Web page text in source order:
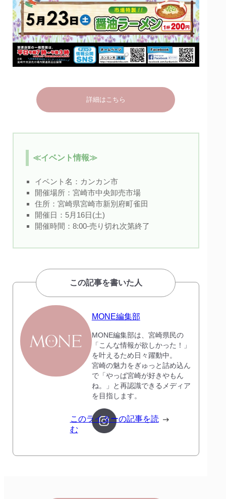
詳細はこちら
≪イベント情報≫
イベント名： カンカン市
開催場所：宮崎市中央卸売市場
住所：宮崎県宮崎市新別府町雀田
開催日：5月16日(土)
開催時間：8:00-売り切れ次第終了
この記事を書いた人
MONE編集部
MONE編集部は、宮崎県民の
「こんな情報が欲しかった！」
を叶えるため日々躍動中。
宮崎の魅力をぎゅっと詰め込ん
で「やっぱ宮崎が好きやもん
ね。」と再認識できるメディア
を目指します。
このライターの記事を読
む